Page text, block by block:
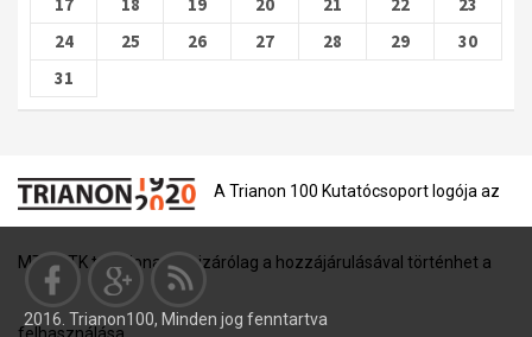
17
18 19 20 21 22
23
24
25 26 27 28 29
30
31
A Trianon 100 Kutatócsoport logója az
MTA BTK tulajdona, és kizárólag a hozzájárulásával történhet a
2016. Trianon100, Minden jog fenntartva